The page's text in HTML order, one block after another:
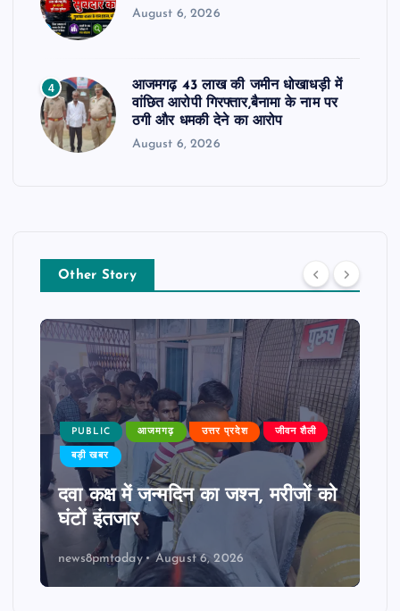
August 6, 2026
4
आजमगढ़ 43 लाख की जमीन धोखाधड़ी में
वांछित आरोपी गिरफ्तार,बैनामा के नाम पर
ठगी और धमकी देने का आरोप
August 6, 2026
Other Story
PUBLIC आजमगढ़ उत्तर प्रदेश जीवन शैली
बड़ी खबर
दवा कक्ष में जन्मदिन का जश्न, मरीजों को
घंटों इंतजार
news8pmtoday August 6, 2026